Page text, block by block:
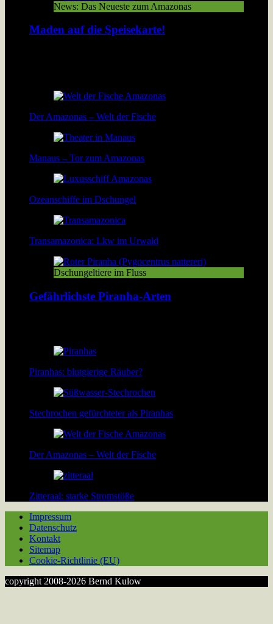
News: Das Neueste zum Amazonas
Maden auf die Speisekarte!
Der Amazonas – Welt der Fische
Manaus – Tor zum Amazonas
Ozeanschiffe im Dschungel
Transamazonica: Lkw im Urwald
Dschungeltiere im Fluss
Gefährlichste Piranha-Arten
Piranhas: blutgierige Räuber?
Stechrochen gefürchteter als Piranhas
Der Amazonas – Welt der Fische
Zitteraal: starke Stromstöße
Impressum
Datenschutz
Kontakt
Sitemap
Cookie-Richtlinie (EU)
copyright 2008-2026 Bernd Kulow